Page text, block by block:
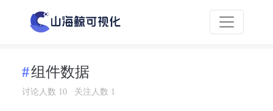
组件数据
讨论人数 10 关注人数 1